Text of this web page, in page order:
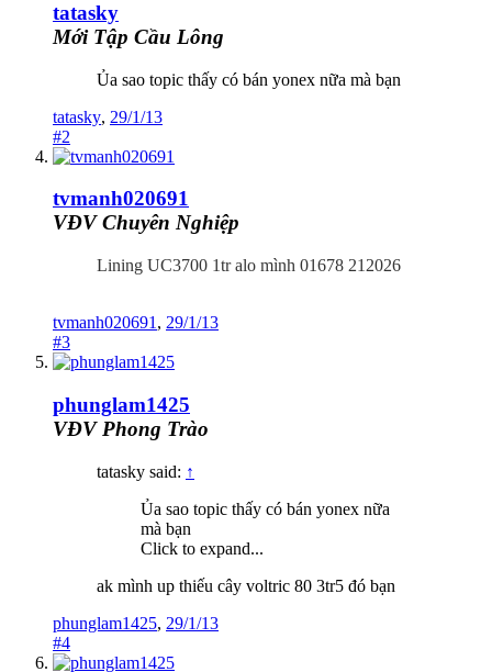
tatasky
Mới Tập Cầu Lông
Ủa sao topic thấy có bán yonex nữa mà bạn
tatasky, 29/1/13
#2
tvmanh020691
VĐV Chuyên Nghiệp
Lining UC3700 1tr alo mình 01678 212026
tvmanh020691 , 29/1/13
#3
phunglam1425
VĐV Phong Trào
tatasky said: ↑
Ủa sao topic thấy có bán yonex nữa
mà bạn
Click to expand...
ak mình up thiếu cây voltric 80 3tr5 đó bạn
phunglam1425, 29/1/13
#4